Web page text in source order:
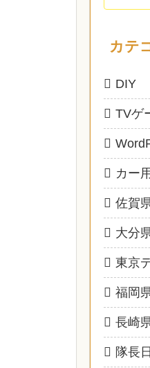
カテ
DIY
TVゲ
カー
佐賀
大分
東京
福岡
長崎
隊長